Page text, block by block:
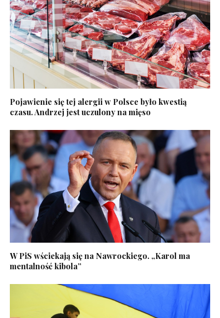
Pojawienie się tej alergii w Polsce było kwestią
czasu. Andrzej jest uczulony na mięso
W PiS wściekają się na Nawrockiego. „Karol ma
mentalność kibola”